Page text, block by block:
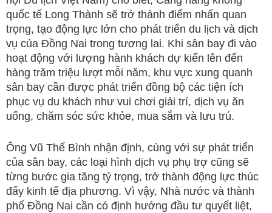
quốc tế Long Thành sẽ trở thành điểm nhấn quan
trọng, tạo động lực lớn cho phát triển du lịch và dịch
vụ của Đồng Nai trong tương lai. Khi sân bay đi vào
hoạt động với lượng hành khách dự kiến lên đến
hàng trăm triệu lượt mỗi năm, khu vực xung quanh
sân bay cần được phát triển đồng bộ các tiện ích
phục vụ du khách như vui chơi giải trí, dịch vụ ăn
uống, chăm sóc sức khỏe, mua sắm và lưu trú.
Ông Vũ Thế Bình nhận định, cùng với sự phát triển
của sân bay, các loại hình dịch vụ phụ trợ cũng sẽ
từng bước gia tăng tỷ trọng, trở thành động lực thúc
đẩy kinh tế địa phương. Vì vậy, Nhà nước và thành
phố Đồng Nai cần có định hướng đầu tư quyết liệt,